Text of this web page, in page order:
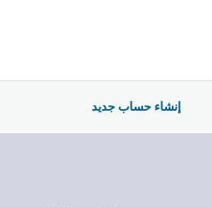
إنشاء حساب جديد